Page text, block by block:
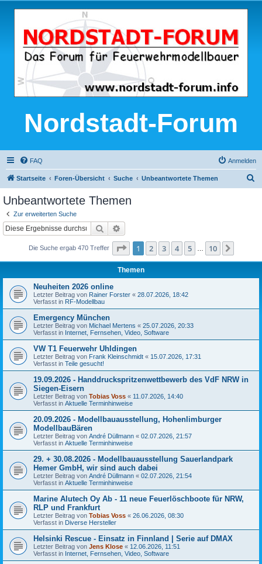
Nordstadt-Forum
FAQ Anmelden
Startseite Foren-Übersicht Suche Unbeantwortete Themen
Unbeantwortete Themen
Zur erweiterten Suche
Suche
Die Suche ergab 470 Treffer Seite 1von 10
1 2 3 4 5 10
Themen
Neuheiten 2026 online
Letzter Beitrag von Rainer Forster « 28.07.2026, 18:42
Verfasst in RF-Modellbau
Emergency München
Letzter Beitrag von Michael Mertens « 25.07.2026, 20:33
Verfasst in Internet, Fernsehen, Video, Software
VW T1 Feuerwehr Uhldingen
Letzter Beitrag von Frank Kleinschmidt « 15.07.2026, 17:31
Verfasst in Teile gesucht!
19.09.2026 - Handdruckspritzenwettbewerb des VdF NRW in
Siegen-Eisern
Letzter Beitrag von Tobias Voss « 11.07.2026, 14:40
Verfasst in Aktuelle Terminhinweise
20.09.2026 - Modellbauausstellung, Hohenlimburger
ModellbauBären
Letzter Beitrag von André Düllmann « 02.07.2026, 21:57
Verfasst in Aktuelle Terminhinweise
29. + 30.08.2026 - Modellbauausstellung Sauerlandpark
Hemer GmbH, wir sind auch dabei
Letzter Beitrag von André Düllmann « 02.07.2026, 21:54
Verfasst in Aktuelle Terminhinweise
Marine Alutech Oy Ab - 11 neue Feuerlöschboote für NRW,
RLP und Frankfurt
Letzter Beitrag von Tobias Voss « 26.06.2026, 08:30
Verfasst in Diverse Hersteller
Helsinki Rescue - Einsatz in Finnland | Serie auf DMAX
Letzter Beitrag von Jens Klose « 12.06.2026, 11:51
Verfasst in Internet, Fernsehen, Video, Software